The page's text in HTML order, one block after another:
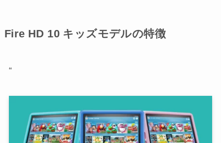
Fire HD 10 キッズモデルの特徴
“